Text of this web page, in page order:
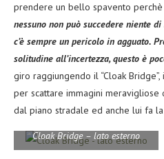
prendere un bello spavento perchè
nessuno non può succedere niente
c’è sempre un pericolo in agguato.
solitudine all’incertezza, questo è
giro raggiungendo il “Cloak
per scattare immagini meravigliose
dal piano stradale ed anche lui fa
Cloak Bridge – lato esterno